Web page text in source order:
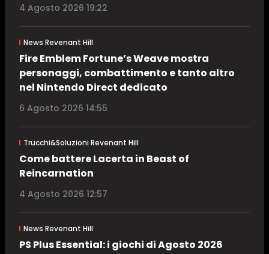
4 Agosto 2026 19:22
News Revenant Hill
Fire Emblem Fortune’s Weave mostra
personaggi, combattimento e tanto altro
nel Nintendo Direct dedicato
6 Agosto 2026 14:55
Trucchi&Soluzioni Revenant Hill
Come battere Lacerta in Beast of
Reincarnation
4 Agosto 2026 12:57
News Revenant Hill
PS Plus Essential: i giochi di Agosto 2026